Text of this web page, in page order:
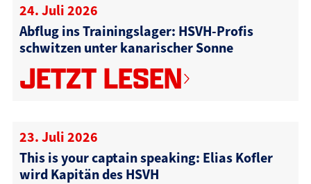
24. Juli 2026
Abflug ins Trainingslager: HSVH-Profis
schwitzen unter kanarischer Sonne
JETZT LESEN
23. Juli 2026
This is your captain speaking: Elias Kofler
wird Kapitän des HSVH